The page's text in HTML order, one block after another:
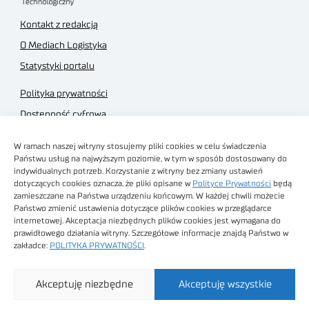
W ramach naszej witryny stosujemy pliki cookies w celu świadczenia
Państwu usług na najwyższym poziomie, w tym w sposób dostosowany do
indywidualnych potrzeb. Korzystanie z witryny bez zmiany ustawień
dotyczących cookies oznacza, że pliki opisane w Polityce Prywatności będą
zamieszczane na Państwa urządzeniu końcowym. W każdej chwili możecie
Państwo zmienić ustawienia dotyczące plików cookies w przeglądarce
internetowej. Akceptacja niezbędnych plików cookies jest wymagana do
prawidłowego działania witryny. Szczegółowe informacje znajdą Państwo w
zakładce: POLITYKA PRYWATNOŚCI
Akceptuję wszystkie
Akceptuję niezbędne
Kontakt z redakcją
O Mediach Logistyka
Statystyki portalu
Polityka prywatności
Dostępność cyfrowa
Regulamin sklepu
Obrazy stockowe
autorstwa
Technologiczny